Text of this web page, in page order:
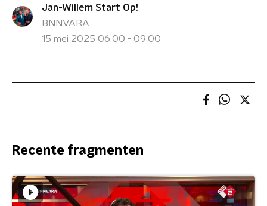
Jan-Willem Start Op!
BNNVARA
15 mei 2025 06:00 - 09:00
Recente fragmenten